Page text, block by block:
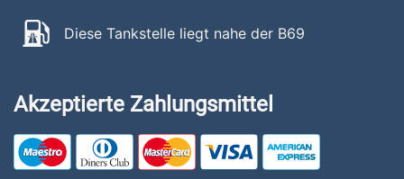
Diese Tankstelle liegt nahe der B69
Akzeptierte Zahlungsmittel